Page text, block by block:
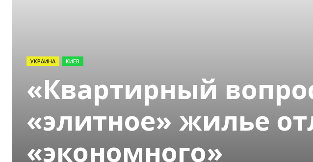
УКРАИНА КИЕВ
«Квартирный
«элитное» жилье
«экономного»